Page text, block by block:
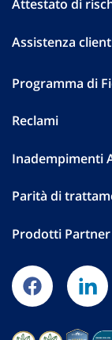
Attestato di
Assistenza
Programma di
Reclami
Inadempimenti
Parità di
Prodotti